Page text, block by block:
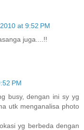
at 9:52 PM
juga....!!
PM
busy, dengan ini sy yg
utk menganalisa photo
yg berbeda dengan